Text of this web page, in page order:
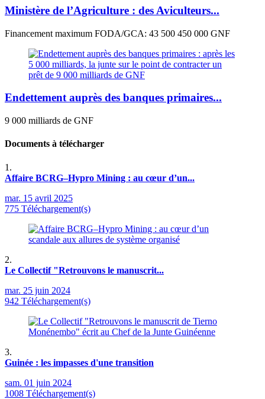
Ministère de l’Agriculture : des Aviculteurs...
Financement maximum FODA/GCA: 43 500 450 000 GNF
Endettement auprès des banques primaires...
9 000 milliards de GNF
Documents à télécharger
1.
Affaire BCRG–Hypro Mining : au cœur d’un...
mar. 15 avril 2025
775 Téléchargement(s)
2.
Le Collectif "Retrouvons le manuscrit...
mar. 25 juin 2024
942 Téléchargement(s)
3.
Guinée : les impasses d'une transition
sam. 01 juin 2024
1008 Téléchargement(s)